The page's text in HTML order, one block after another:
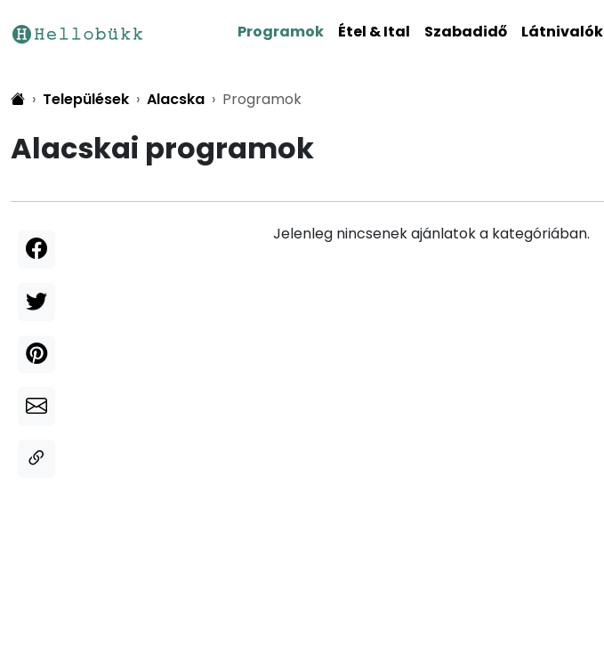
Programok Étel & Ital Szabadidő Látnivalók
Települések Alacska Programok
Alacskai programok
Jelenleg nincsenek ajánlatok a kategóriában.